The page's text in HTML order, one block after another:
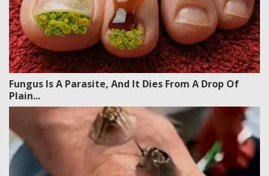
Fungus Is A Parasite, And It Dies From A Drop Of
Plain...